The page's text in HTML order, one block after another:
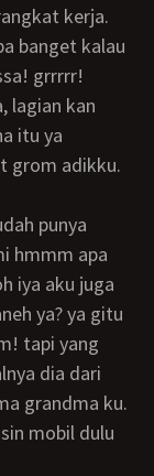
kerja.
grrrrr!
itu ya
grom adikku.
hmmm apa
iya aku juga
ya? ya gitu
tapi yang
dia dari
grandma ku.